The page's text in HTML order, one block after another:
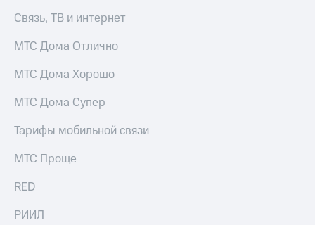
Связь, ТВ и интернет
МТС Дома Отлично
МТС Дома Хорошо
МТС Дома Супер
Тарифы мобильной связи
МТС Проще
RED
РИИЛ